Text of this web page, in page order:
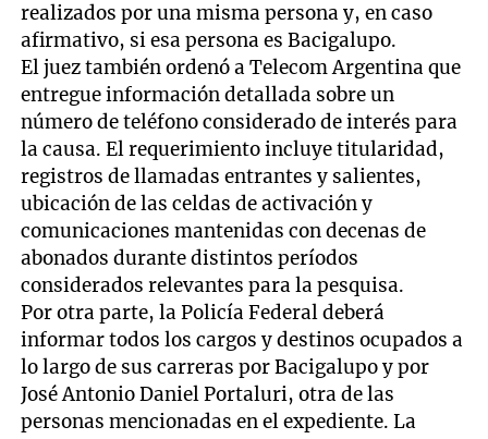
realizados por una misma persona y, en caso
afirmativo, si esa persona es Bacigalupo.
El juez también ordenó a Telecom Argentina que
entregue información detallada sobre un
número de teléfono considerado de interés para
la causa. El requerimiento incluye titularidad,
registros de llamadas entrantes y salientes,
ubicación de las celdas de activación y
comunicaciones mantenidas con decenas de
abonados durante distintos períodos
considerados relevantes para la pesquisa.
Por otra parte, la Policía Federal deberá
informar todos los cargos y destinos ocupados a
lo largo de sus carreras por Bacigalupo y por
José Antonio Daniel Portaluri, otra de las
personas mencionadas en el expediente. La